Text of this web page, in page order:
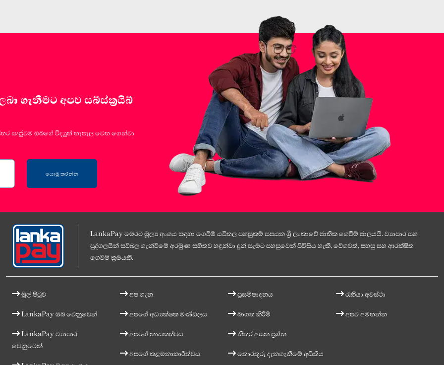
ගැනීමට අපව සබ්ස්ක්‍රයිබ්
සෘජුවම ඔබගේ විද්‍යුත් තැපෑල වෙත ගෙන්වා
යොමු කරන්න
LankaPay මෙරට මූල්‍ය අංශය සඳහා ගෙවීම් යටිතල පහසුකම් සපයන ශ්‍රී ලංකාවේ ජාතික ගෙවීම් ජාලයයි. ව්‍යාපාර සහ
පුද්ගලයින් සවිබල ගැන්වීමේ අරමුණ සහිතව හඳුන්වා දුන් සැමට පහසුවෙන් පිවිසිය හැකි, වේගවත්, පහසු සහ ආරක්ෂිත
ගෙවීම් ක්‍රමයකි.
මුල් පිටුව
LankaPay ඔබ වෙනුවෙන්
LankaPay ව්‍යාපාර
වෙනුවෙන්
අප ගැන
අපගේ අධ්‍යක්ෂක මණ්ඩලය
අපගේ නායකත්වය
අපගේ කළමනාකාරීත්වය
ප්‍රසම්පාදනය
බාගත කිරීම්
නිතර අසන ප්‍රශ්න
තොරතුරු දැනගැනීමේ අයිතිය
රැකියා අවස්ථා
අපව අමතන්න